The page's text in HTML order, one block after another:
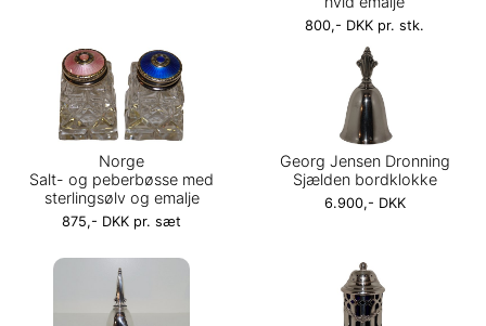
800,- DKK pr. stk.
Norge
Salt- og peberbøsse med
sterlingsølv og emalje
875,- DKK pr. sæt
Georg Jensen Dronning
Sjælden bordklokke
6.900,- DKK